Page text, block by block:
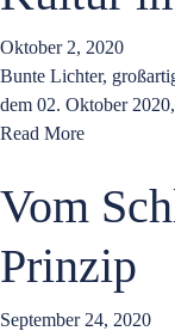
Oktober 2, 2020
Bunte Lichter,
dem 02. Oktober
Read More
Vom
Prinzip
September 24, 2020